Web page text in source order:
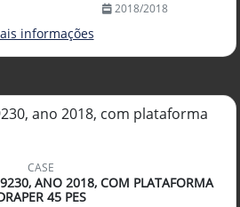
2018/2018
informações
CASE
ANO 2018, COM PLATAFORMA
45 PES